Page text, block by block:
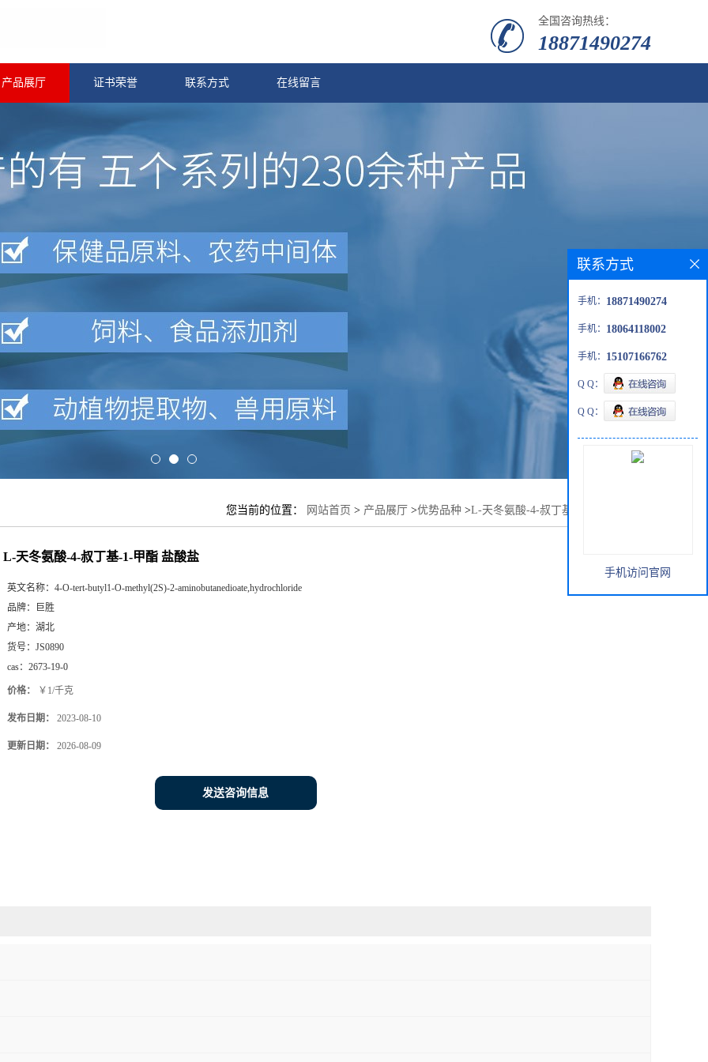
全国咨询热线：
18871490274
产品展厅 证书荣誉 联系方式 在线留言
您当前的位置： 网站首页 > 产品展厅 >优势品种 >L-天冬氨酸-4-叔丁基-1-甲酯 盐酸盐
L-天冬氨酸-4-叔丁基-1-甲酯 盐酸盐
英文名称： 4-O-tert-butyl1-O-methyl(2S)-2-aminobutanedioate,hydrochloride
品牌：
巨胜
产地： 湖北
货号： JS0890
cas： 2673-19-0
价格： ￥1/千克
发布日期： 2023-08-10
更新日期： 2026-08-09
发送咨询信息
联系方式
手机： 18871490274
手机： 18064118002
手机： 15107166762
Q Q：
Q Q：
手机访问官网